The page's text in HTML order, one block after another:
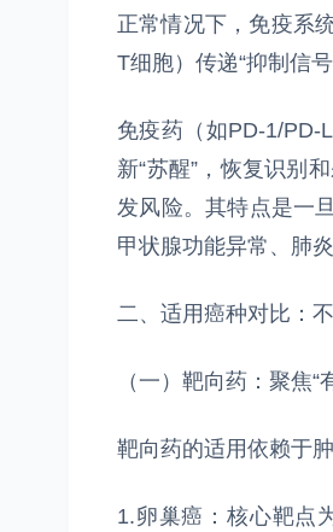
正常情况下，免疫系
T细胞）传递“抑制信
免疫药（如PD-1/PD-
新“苏醒”，恢复识别
发风险。其特点是一
甲状腺功能异常、肺
二、适用癌种对比：
（一）靶向药：聚焦
靶向药的适用依赖于
1.卵巢癌：核心靶点